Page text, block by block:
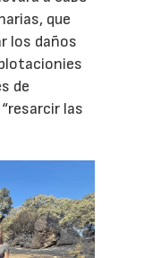
que
los daños
de
las